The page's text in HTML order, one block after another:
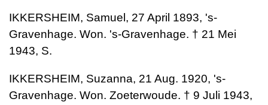
IKKERSHEIM, Samuel, 27 April 1893, 's-
Gravenhage. Won. 's-Gravenhage. † 21 Mei
1943, S.
IKKERSHEIM, Suzanna, 21 Aug. 1920, 's-
Gravenhage. Won. Zoeterwoude. † 9 Juli 1943,